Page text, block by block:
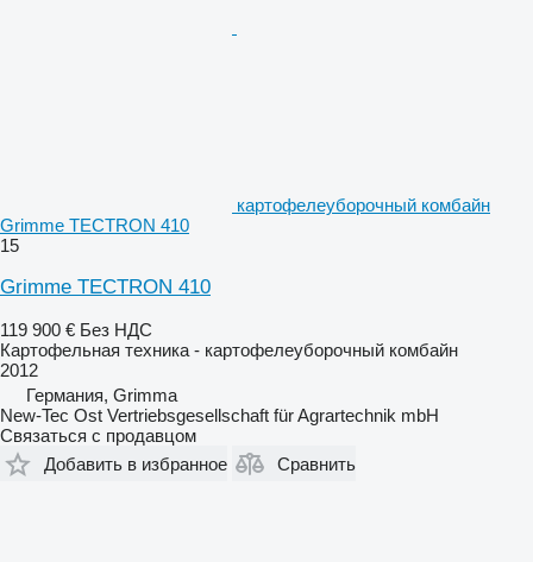
картофелеуборочный комбайн
Grimme TECTRON 410
15
Grimme TECTRON 410
119 900 € Без НДС
Картофельная техника - картофелеуборочный комбайн
2012
Германия, Grimma
New-Tec Ost Vertriebsgesellschaft für Agrartechnik mbH
Связаться с продавцом
Добавить в избранное
Сравнить